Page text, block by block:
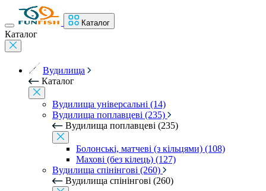
Каталог
Каталог
Вудилища
Каталог
Вудилища універсальні (14)
Вудилища поплавцеві (235)
Вудилища поплавцеві (235)
Болонські, матчеві (з кільцями) (108)
Махові (без кілець) (127)
Вудилища спінінгові (260)
Вудилища спінінгові (260)